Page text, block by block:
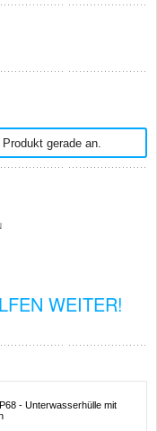
gerade an.
WEITER!
- Unterwasserhülle mit